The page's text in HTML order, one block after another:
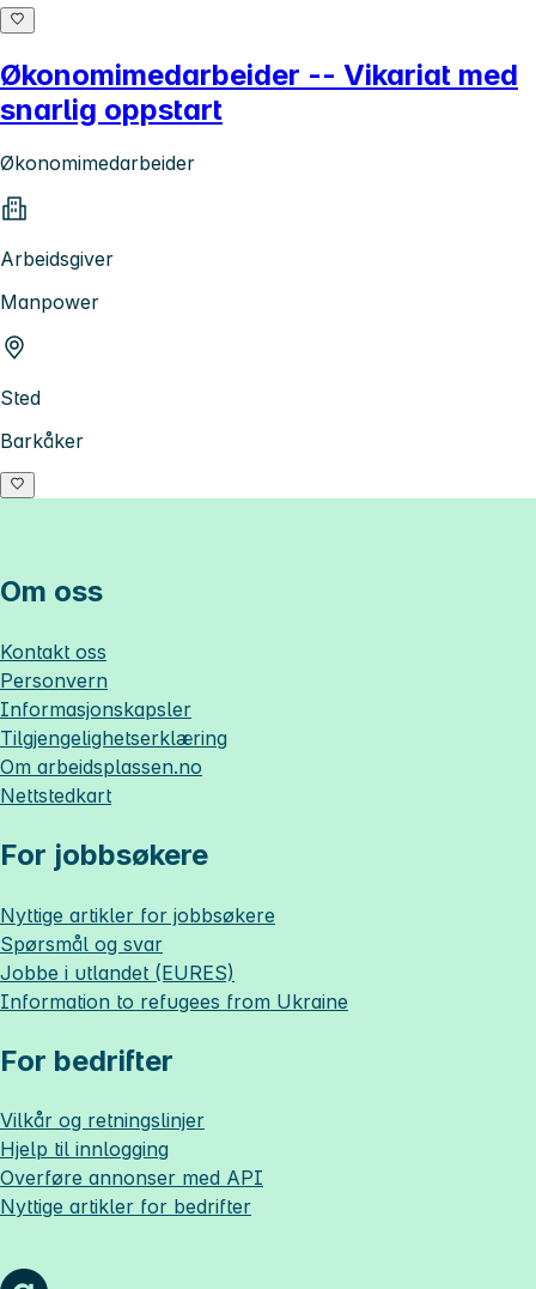
Økonomimedarbeider -- Vikariat med
snarlig oppstart
Økonomimedarbeider
Arbeidsgiver
Manpower
Sted
Barkåker
Om oss
Kontakt oss
Personvern
Informasjonskapsler
Tilgjengelighetserklæring
Om arbeidsplassen.no
Nettstedkart
For jobbsøkere
Nyttige artikler for jobbsøkere
Spørsmål og svar
Jobbe i utlandet (EURES)
Information to refugees from Ukraine
For bedrifter
Vilkår og retningslinjer
Hjelp til innlogging
Overføre annonser med API
Nyttige artikler for bedrifter